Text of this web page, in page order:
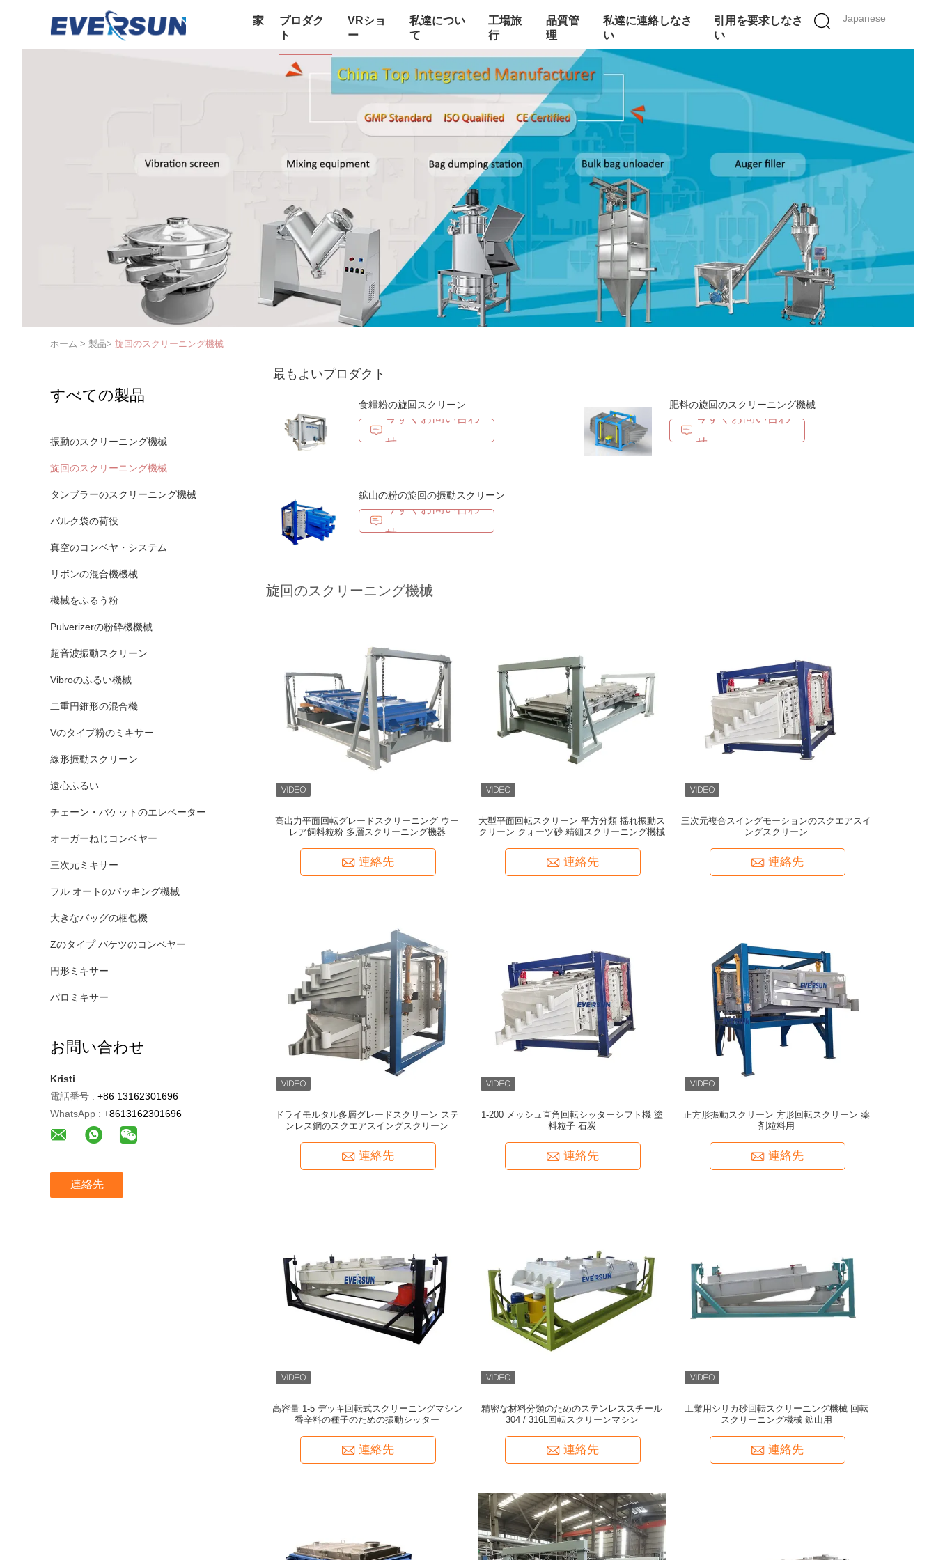
Japanese
家
プロダク
ト
VRショ
ー
私達につい
て
工場旅
行
品質管
理
私達に連絡しなさ
い
引用を要求しなさ
い
ホーム > 製品> 旋回のスクリーニング機械
すべての製品
振動のスクリーニング機械
旋回のスクリーニング機械
タンブラーのスクリーニング機械
バルク袋の荷役
真空のコンベヤ・システム
リボンの混合機機械
機械をふるう粉
Pulverizerの粉砕機機械
超音波振動スクリーン
Vibroのふるい機械
二重円錐形の混合機
Vのタイプ粉のミキサー
線形振動スクリーン
遠心ふるい
チェーン・バケットのエレベーター
オーガーねじコンベヤー
三次元ミキサー
フル オートのパッキング機械
大きなバッグの梱包機
Zのタイプ バケツのコンベヤー
円形ミキサー
パロミキサー
お問い合わせ
Kristi
電話番号 : +86 13162301696
WhatsApp : +8613162301696
連絡先
最もよいプロダクト
食糧粉の旋回スクリーン
今すぐお問い合わ
せ
肥料の旋回のスクリーニング機械
今すぐお問い合わ
せ
鉱山の粉の旋回の振動スクリーン
今すぐお問い合わ
せ
旋回のスクリーニング機械
高出力平面回転グレードスクリーニング ウー
レア飼料粒粉 多層スクリーニング機器
連絡先
大型平面回転スクリーン 平方分類 揺れ振動ス
クリーン クォーツ砂 精細スクリーニング機械
連絡先
三次元複合スイングモーションのスクエアスイ
ングスクリーン
連絡先
ドライモルタル多層グレードスクリーン ステ
ンレス鋼のスクエアスイングスクリーン
連絡先
1-200 メッシュ直角回転シッターシフト機 塗
料粒子 石炭
連絡先
正方形振動スクリーン 方形回転スクリーン 薬
剤粒料用
連絡先
高容量 1-5 デッキ回転式スクリーニングマシン
香辛料の種子のための振動シッター
連絡先
精密な材料分類のためのステンレススチール
304 / 316L回転スクリーンマシン
連絡先
工業用シリカ砂回転スクリーニング機械 回転
スクリーニング機械 鉱山用
連絡先